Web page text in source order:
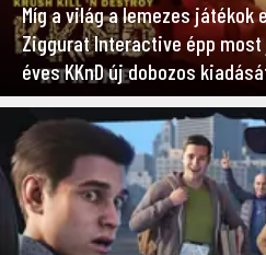
Míg a világ a lemezes játékok
Ziggurat Interactive épp most
éves KKnD új dobozos